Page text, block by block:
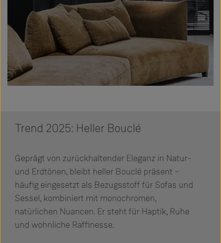
Trend 2025: Heller Bouclé
Geprägt von zurückhaltender Eleganz in Natur-
und Erdtönen, bleibt heller Bouclé präsent –
häufig eingesetzt als Bezugsstoff für Sofas und
Sessel, kombiniert mit monochromen,
natürlichen Nuancen. Er steht für Haptik, Ruhe
und wohnliche Raffinesse.